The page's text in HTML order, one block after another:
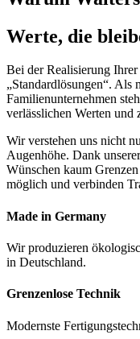
Werte, die
Bei der Realisierung
„Standardlösungen“. Als
Familienunternehmen
verlässlichen Werten und
Wir verstehen uns nicht
Augenhöhe. Dank
Wünschen kaum
möglich und verbinden
Made in Germany
Wir produzieren
in Deutschland.
Grenzenlose Technik
Modernste